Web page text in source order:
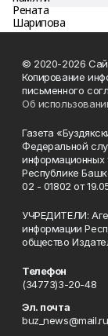
© 2020-2026
Копирование
письменного
Об
Газета
Федеральной
информационных
Республике
02 - 01802 от
УЧРЕДИТЕЛИ:
информации
общество
Телефон
(34773)3-20-48
Эл. почта
buz_news@mail.ru